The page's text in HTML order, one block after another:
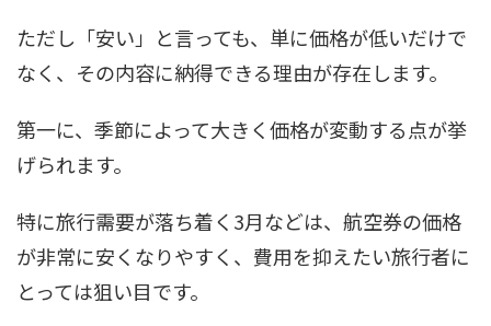
ただし「安い」と言っても、単に価格が低いだけで
なく、その内容に納得できる理由が存在します。
第一に、季節によって大きく価格が変動する点が挙
げられます。
特に旅行需要が落ち着く3月などは、航空券の価格
が非常に安くなりやすく、費用を抑えたい旅行者に
とっては狙い目です。